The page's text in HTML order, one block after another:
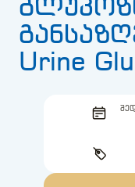
Urine